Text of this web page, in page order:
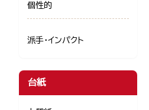
個性的
派手・インパクト
台紙